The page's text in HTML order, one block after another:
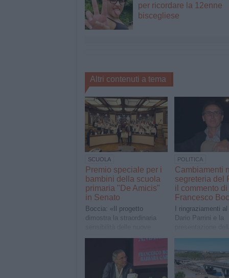
per ricordare la 12enne
biscegliese
Altri contenuti a tema
SCUOLA
Premio speciale per i
bambini della scuola
primaria "De Amicis"
in Senato
Boccia: «Il progetto
dimostra la straordinaria
generazioni verso le
loro capacità di avanzare
proposte innovative per la
salvaguardia del territorio»
POLITICA
Cambiamenti
segreteria del
il commento di
Francesco
I ringraziamenti
Dario Parrini e la
squadra con il
San Ferdinando
Lamacchia alla